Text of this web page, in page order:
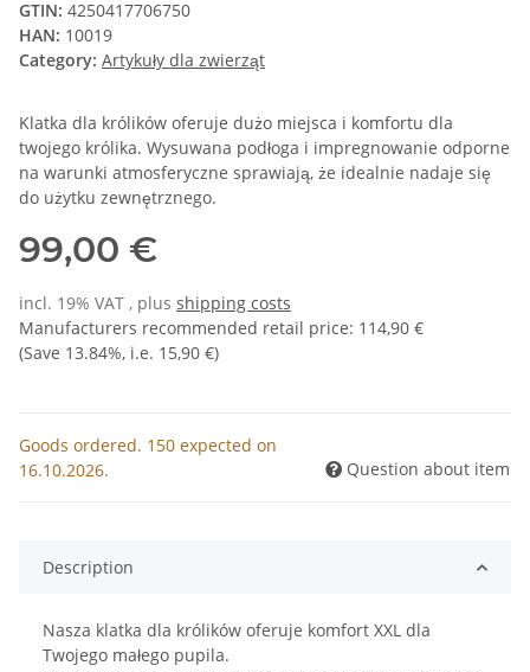
GTIN: 4250417706750
HAN: 10019
Category: Artykuły dla zwierząt
Klatka dla królików oferuje dużo miejsca i komfortu dla
twojego królika. Wysuwana podłoga i impregnowanie odporne
na warunki atmosferyczne sprawiają, że idealnie nadaje się
do użytku zewnętrznego.
99,00 €
incl. 19% VAT , plus shipping costs
Manufacturers recommended retail price: 114,90 €
(Save 13.84%, i.e. 15,90 €)
Goods ordered. 150 expected on
16.10.2026.
Question about item
Description
Nasza klatka dla królików oferuje komfort XXL dla
Twojego małego pupila.